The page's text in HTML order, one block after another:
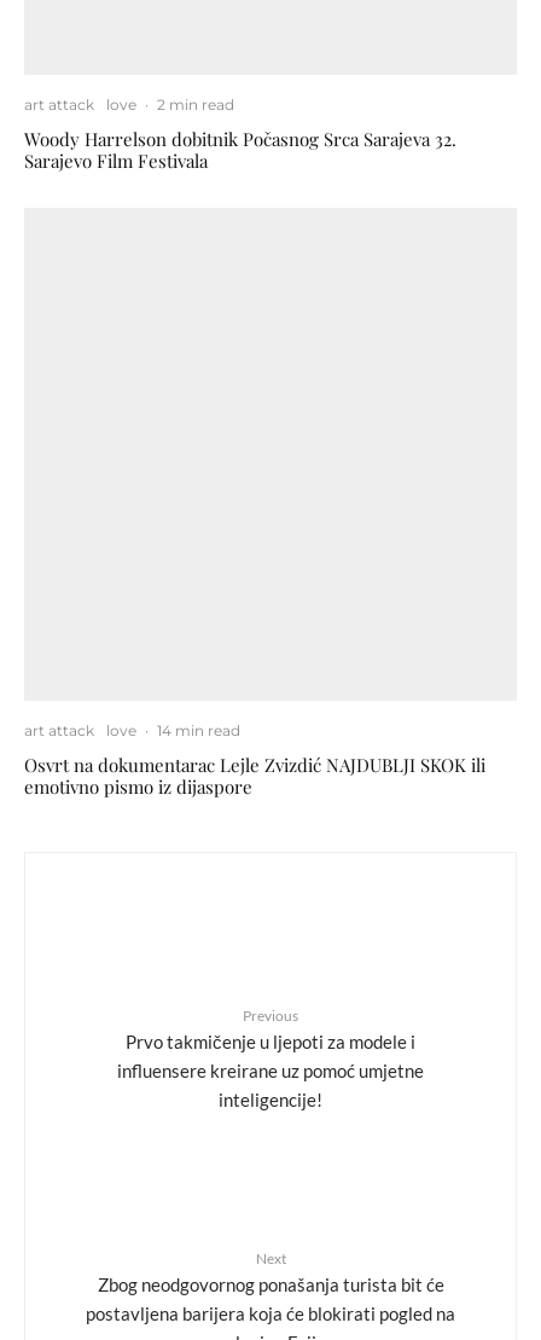
art attack love · 2 min read
Woody Harrelson dobitnik Počasnog Srca Sarajeva 32.
Sarajevo Film Festivala
art attack love · 14 min read
Osvrt na dokumentarac Lejle Zvizdić NAJDUBLJI SKOK ili
emotivno pismo iz dijaspore
Previous
Prvo takmičenje u ljepoti za modele i
influensere kreirane uz pomoć umjetne
inteligencije!
Next
Zbog neodgovornog ponašanja turista bit će
postavljena barijera koja će blokirati pogled na